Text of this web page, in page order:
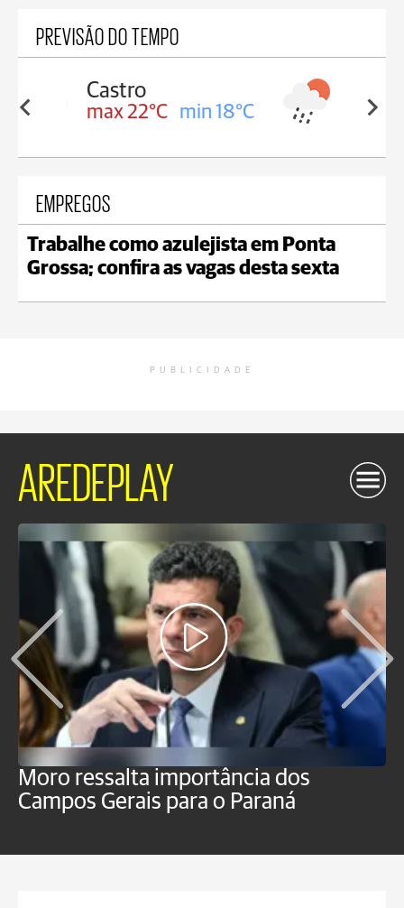
PREVISÃO DO TEMPO
18°C max 21°C min 18°C
EMPREGOS
Trabalhe como azulejista em Ponta
Grossa; confira as vagas desta sexta
PUBLICIDADE
AREDEPLAY
Moro ressalta importância dos
Campos Gerais para o Paraná